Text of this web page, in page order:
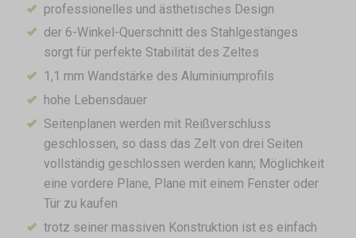
professionelles und ästhetisches Design
der 6-Winkel-Querschnitt des Stahlgestänges
sorgt für perfekte Stabilität des Zeltes
1,1 mm Wandstärke des Aluminiumprofils
hohe Lebensdauer
Seitenplanen werden mit Reißverschluss
geschlossen, so dass das Zelt von drei Seiten
vollständig geschlossen werden kann; Möglichkeit
eine vordere Plane, Plane mit einem Fenster oder
Tür zu kaufen
trotz seiner massiven Konstruktion ist es einfach